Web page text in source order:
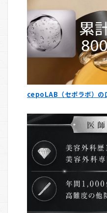
cepoLAB（セポラボ）の